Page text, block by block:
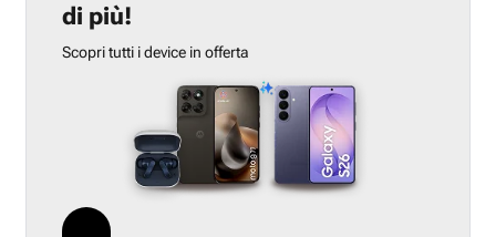
di più!
Scopri tutti i device in offerta